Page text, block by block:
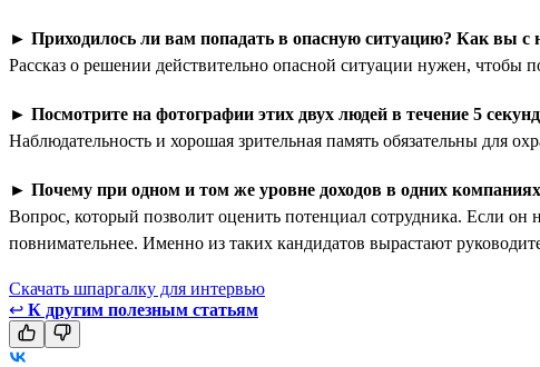
► Приходилось ли вам попадать в опасную ситуацию? Как вы с
Рассказ о решении действительно опасной ситуации нужен, чтобы
► Посмотрите на фотографии этих двух людей в течение 5
Наблюдательность и хорошая зрительная память обязательны для
► Почему при одном и том же уровне доходов в одних
Вопрос, который позволит оценить потенциал сотрудника. Если он
повнимательнее. Именно из таких кандидатов вырастают
Скачать шпаргалку для интервью
↩ К другим полезным статьям